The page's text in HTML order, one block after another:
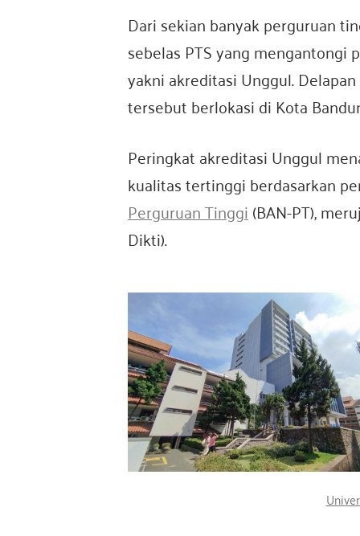
Dari sekian banyak perguruan
sebelas PTS yang
yakni akreditasi Unggul.
tersebut berlokasi di Kota
Peringkat akreditasi Unggul
kualitas tertinggi berdasarkan
Perguruan Tinggi(BAN-PT),
Dikti).